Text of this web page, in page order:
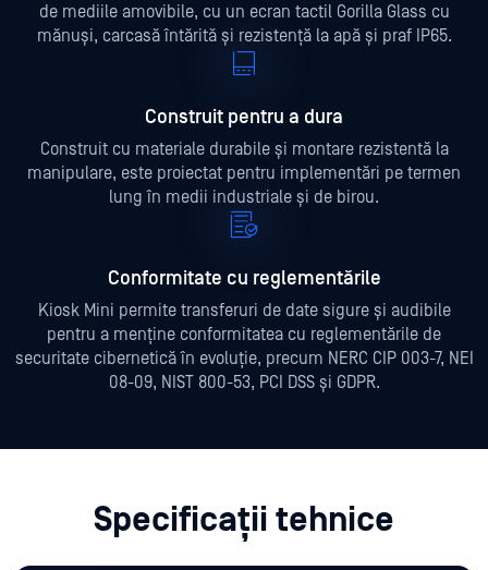
de mediile amovibile, cu un ecran tactil Gorilla Glass cu
mănuși, carcasă întărită și rezistență la apă și praf IP65.
Construit pentru a dura
Construit cu materiale durabile și montare rezistentă la
manipulare, este proiectat pentru implementări pe termen
lung în medii industriale și de birou.
Conformitate cu reglementările
Kiosk Mini permite transferuri de date sigure și audibile
pentru a menține conformitatea cu reglementările de
securitate cibernetică în evoluție, precum NERC CIP 003-7, NEI
08-09, NIST 800-53, PCI DSS și GDPR.
Specificații tehnice